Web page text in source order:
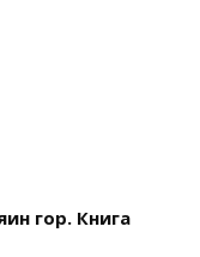
гор. Книга